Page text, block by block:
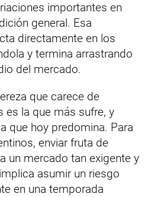
importantes en
general. Esa
directamente en los
y termina arrastrando
del mercado.
que carece de
es la que más sufre, y
que hoy predomina. Para
enviar fruta de
un mercado tan exigente y
asumir un riesgo
en una temporada